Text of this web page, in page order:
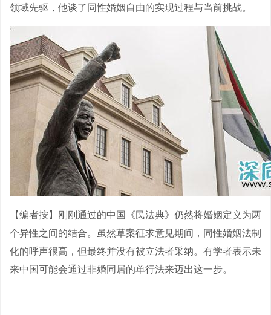
领域先驱，他谈了同性婚姻自由的实现过程与当前挑战。
【编者按】刚刚通过的中国《民法典》仍然将婚姻定义为两
个异性之间的结合。虽然草案征求意见期间，同性婚姻法制
化的呼声很高，但最终并没有被立法者采纳。有学者表示未
来中国可能会通过非婚同居的单行法来迈出这一步。